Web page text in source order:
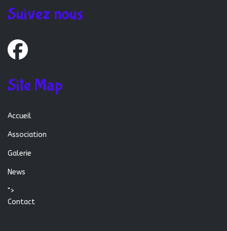
Suivez nous
Site Map
Accueil
Association
Galerie
News
">
Contact